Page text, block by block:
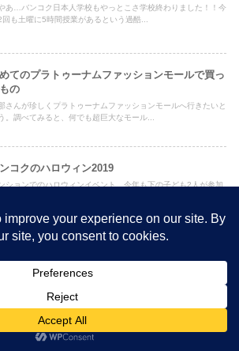
あ…バンコク日本人学校もやっとこさ学校終わりました！！今
回も土曜に5時間授業があるという過酷...
てのプラトゥーナムファッションモールで買っ
の
さんが珍しくプラトゥーナムファッションモールへ行きたいと
。調べてみると、何でも超巨大なモール...
コクのハロウィン2019
ションでのハロウィンイベント、今年も下の子ども2人が参加
いぽん！さんのブログ、いつも面白く、知的なのに気取らず、時
際どいところまで踏み込んで行くので、読...
リアンビュッフェフェスティバル、ついに参戦！